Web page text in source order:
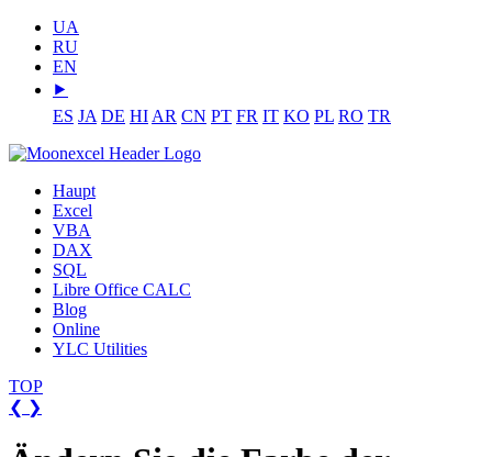
UA
RU
EN
⯈
ES JA DE HI AR CN PT FR IT KO PL RO TR
Haupt
Excel
VBA
DAX
SQL
Libre Office CALC
Blog
Online
YLC Utilities
TOP
❮ ❯